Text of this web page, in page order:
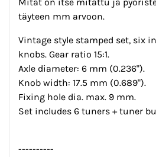
täyteen mm arvoon.
Vintage style stamped set, six
knobs. Gear ratio 15:1.
Axle diameter: 6 mm (0.236").
Knob width: 17.5 mm (0.689").
Fixing hole dia. max. 9 mm.
Set includes 6 tuners + tuner
----------